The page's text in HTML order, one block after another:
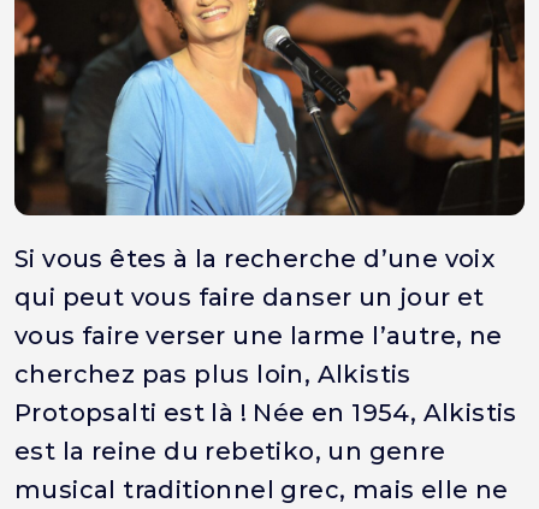
Si vous êtes à la recherche d’une voix
qui peut vous faire danser un jour et
vous faire verser une larme l’autre, ne
cherchez pas plus loin, Alkistis
Protopsalti est là ! Née en 1954, Alkistis
est la reine du rebetiko, un genre
musical traditionnel grec, mais elle ne